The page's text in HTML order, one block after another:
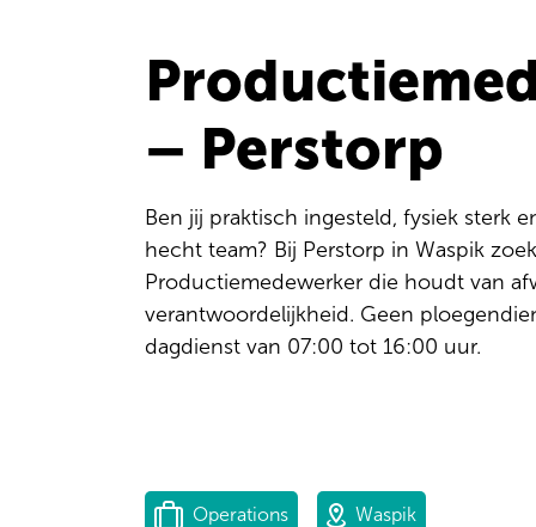
– Perstorp
Ben jij praktisch ingesteld, fysiek sterk
hecht team? Bij Perstorp in Waspik
Productiemedewerker die houdt van
verantwoordelijkheid. Geen
dagdienst van 07:00 tot 16:00 uur.
Operations Waspik